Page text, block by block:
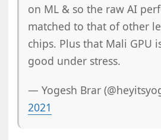
on ML & so the raw AI
matched to that of other
chips. Plus that Mali GPU
good under stress.
— Yogesh Brar
2021